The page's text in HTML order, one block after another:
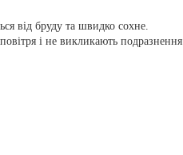
від бруду та швидко сохне.
і не викликають подразнення.